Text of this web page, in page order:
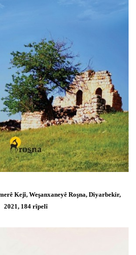
Kejî, Weşanxaneyê Roşna, Diyarbekir,
2021, 184 rîpelî